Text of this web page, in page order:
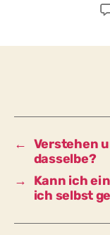
← Verstehen
dasselbe?
→
Kann ich
ich selbst